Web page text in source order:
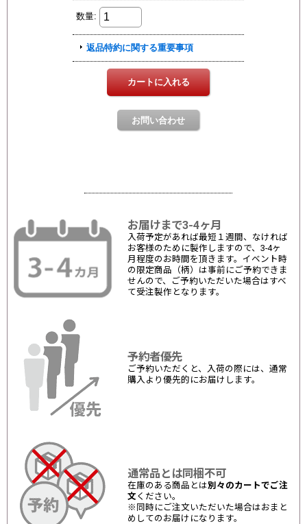
お届けまで3-4ヶ月
入荷予定があれば最短１週間、なければ
お客様のために製作しますので、3-4ヶ
月程度のお時間を頂きます。イベント時
の限定商品（柄）は事前にご予約できま
せんので、ご予約いただいた場合はすべ
て受注製作となります。
予約者優先
ご予約いただくと、入荷の際には、通常
購入より優先的にお届けします。
通常品とは同梱不可
在庫のある商品とは別々のカートでご注
文 ください。
※同時にご注文いただいた場合はおまと
めしてのお届けになります。